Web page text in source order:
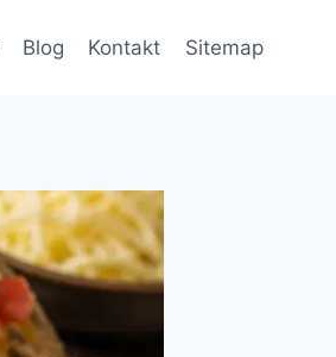
Blog Kontakt Sitemap